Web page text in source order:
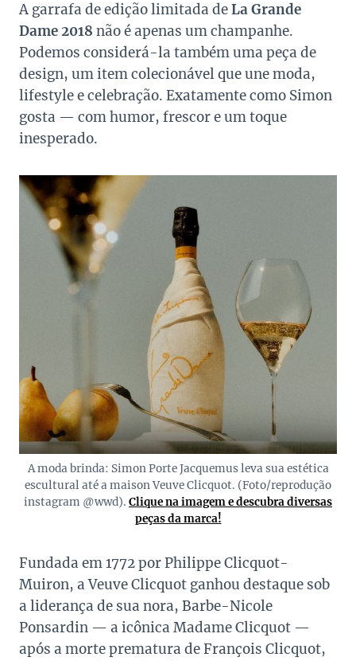
A garrafa de edição limitada deLa Grande
Dame 2018 não é apenas um champanhe.
Podemos considerá-la também uma peça de
design, um item colecionável que une moda,
lifestyle e celebração. Exatamente como Simon
gosta — com humor, frescor e um toque
inesperado.
A moda brinda: Simon Porte Jacquemus leva sua estética
escultural até a maison Veuve Clicquot. (Foto/reprodução
instagram @wwd). Clique na imagem e descubra diversas
peças da marca!
Fundada em 1772 por Philippe Clicquot-
Muiron, a Veuve Clicquot ganhou destaque sob
a liderança de sua nora, Barbe-Nicole
Ponsardin — a icônica Madame Clicquot —
após a morte prematura de François Clicquot,